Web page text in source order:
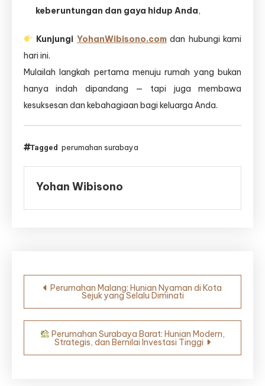
keberuntungan dan gaya hidup Anda,
Kunjungi YohanWibisono.comdan hubungi kami
hari ini.
Mulailah langkah pertama menuju rumah yang bukan
hanya indah dipandang — tapi juga membawa
kesuksesan dan kebahagiaan bagi keluarga Anda.
Tagged perumahan surabaya
Yohan Wibisono
Navigasi
pos
Perumahan Malang: Hunian Nyaman di Kota
Sejuk yang Selalu Diminati
Perumahan Surabaya Barat: Hunian Modern,
Strategis, dan Bernilai Investasi Tinggi